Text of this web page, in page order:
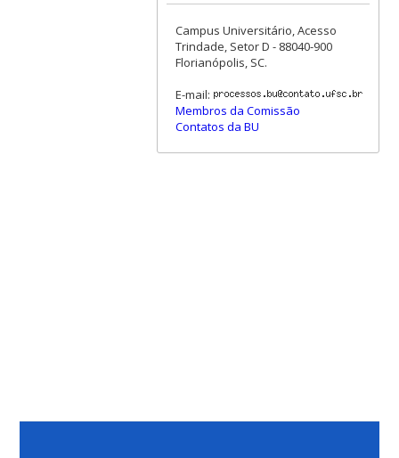
Campus Universitário, Acesso
Trindade, Setor D - 88040-900
Florianópolis, SC.
E-mail:
Membros da Comissão
Contatos da BU